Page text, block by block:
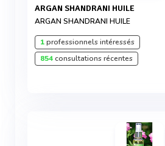
ARGAN SHANDRANI HUILE
ARGAN SHANDRANI HUILE
1professionnels intéressés
854consultations récentes